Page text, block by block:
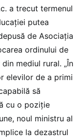
a trecut termenul
putea
de Asociația
ordinului de
mediul rural. „În
elevilor de a primi
să
cu o poziție
noul ministru al
la dezastrul